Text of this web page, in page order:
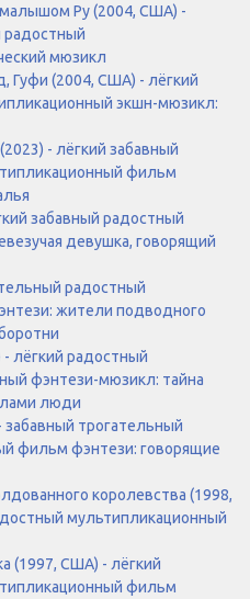
малышом Ру (2004, США) -
радостный
мюзикл
Гуфи (2004, США) - лёгкий
экшн-мюзикл:
- лёгкий забавный
фильм
забавный радостный
девушка, говорящий
радостный
жители подводного
лёгкий радостный
фэнтези-мюзикл: тайна
люди
трогательный
фильм фэнтези: говорящие
королевства (1998,
мультипликационный
(1997, США) - лёгкий
фильм